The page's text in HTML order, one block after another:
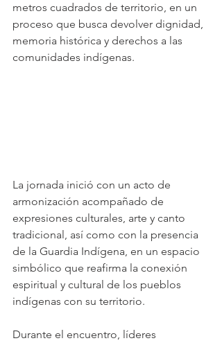
metros cuadrados de territorio, en un
proceso que busca devolver dignidad,
memoria histórica y derechos a las
comunidades indígenas.
La jornada inició con un acto de
armonización acompañado de
expresiones culturales, arte y canto
tradicional, así como con la presencia
de la Guardia Indígena, en un espacio
simbólico que reafirma la conexión
espiritual y cultural de los pueblos
indígenas con su territorio.
Durante el encuentro, líderes